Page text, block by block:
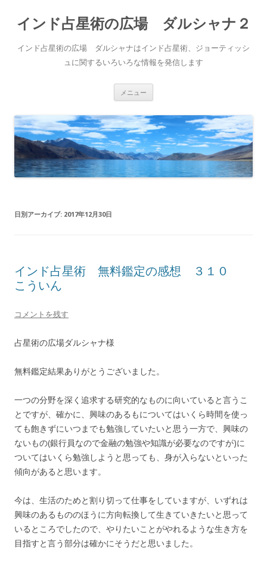
インド占星術の広場 ダルシャナ２
インド占星術の広場 ダルシャナはインド占星術、ジョーティッシ
ュに関するいろいろな情報を発信します
メニュー
ン
ツ
へ
ス
キ
ッ
プ
日別アーカイブ: 2017年12月30日
インド占星術 無料鑑定の感想 ３１０
こういん
コメントを残す
占星術の広場ダルシャナ様
無料鑑定結果ありがとうございました。
一つの分野を深く追求する研究的なものに向いていると言うこ
とですが、確かに、興味のあるもについてはいくら時間を使っ
ても飽きずにいつまでも勉強していたいと思う一方で、興味の
ないもの(銀行員なので金融の勉強や知識が必要なのですが)に
ついてはいくら勉強しようと思っても、身が入らないといった
傾向があると思います。
今は、生活のためと割り切って仕事をしていますが、いずれは
興味のあるもののほうに方向転換して生きていきたいと思って
いるところでしたので、やりたいことがやれるような生き方を
目指すと言う部分は確かにそうだと思いました。